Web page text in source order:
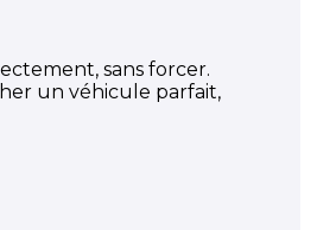
sans forcer.
un véhicule parfait,